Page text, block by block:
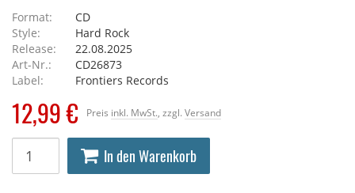
Format:
CD
Style:
Hard Rock
Release:
22.08.2025
Art-Nr.:
CD26873
Label:
Frontiers Records
Preis inkl. MwSt. , zzgl. Versand
12,99 €
In den Warenkorb